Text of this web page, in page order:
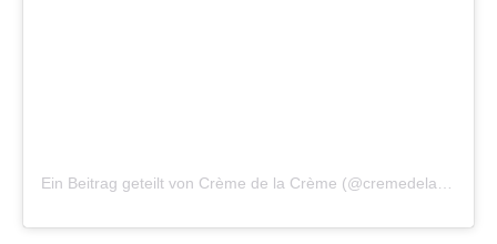
Ein Beitrag geteilt von Crème de la Crème (@cremedelacremevienna)